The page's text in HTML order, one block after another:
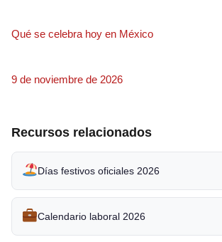
Qué se celebra hoy en México
9 de noviembre de 2026
Recursos relacionados
Días festivos oficiales 2026
Calendario laboral 2026